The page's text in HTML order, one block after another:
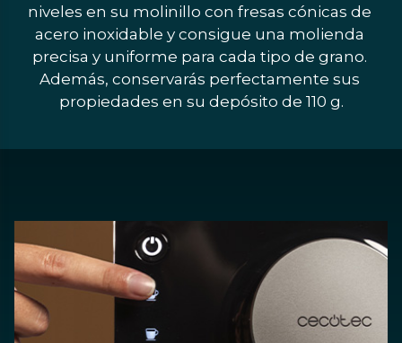
niveles en su molinillo con fresas cónicas de
acero inoxidable y consigue una molienda
precisa y uniforme para cada tipo de grano.
Además, conservarás perfectamente sus
propiedades en su depósito de 110 g.